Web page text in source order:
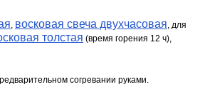
, восковая свеча двухчасовая, для
толстая (время горения 12 ч),
согревании руками.